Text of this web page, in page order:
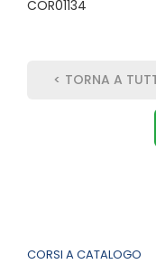
CORSI A CATALOGO
COR01134
< TORNA A